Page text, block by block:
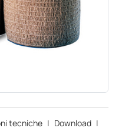
tecniche | Download |